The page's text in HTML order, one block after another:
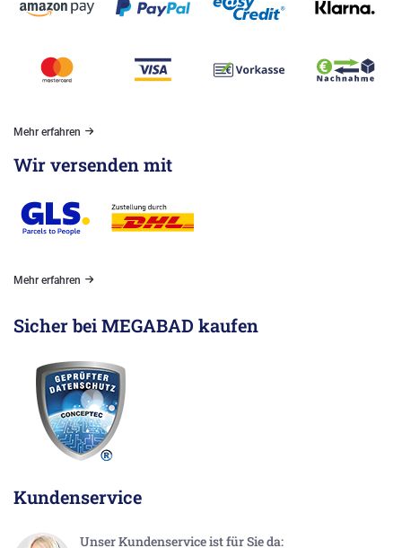
Mehr erfahren
Wir versenden mit
Mehr erfahren
Sicher bei MEGABAD kaufen
Kundenservice
Unser Kundenservice ist für Sie da: